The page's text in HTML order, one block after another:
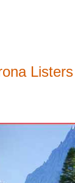
Listers